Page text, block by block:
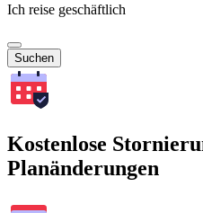
Ich reise geschäftlich
Suchen
Kostenlose
Planänderungen